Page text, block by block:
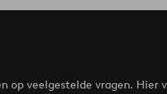
op veelgestelde vragen.